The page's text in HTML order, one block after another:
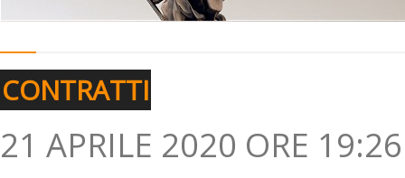
CONTRATTI
21 APRILE 2020 ORE 19:26